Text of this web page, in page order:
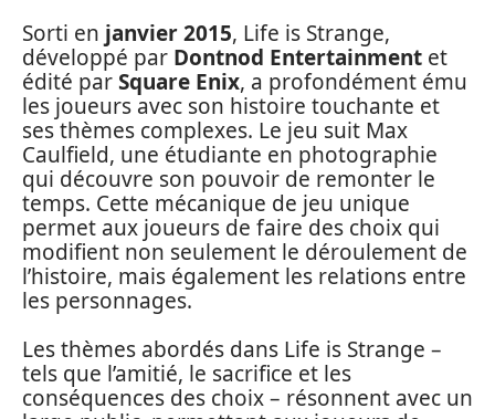
Sorti en janvier 2015, Life is Strange,
développé par Dontnod Entertainment et
édité parSquare Enix, a profondément ému
les joueurs avec son histoire touchante et
ses thèmes complexes. Le jeu suit Max
Caulfield, une étudiante en photographie
qui découvre son pouvoir de remonter le
temps. Cette mécanique de jeu unique
permet aux joueurs de faire des choix qui
modifient non seulement le déroulement de
l’histoire, mais également les relations entre
les personnages.
Les thèmes abordés dans Life is Strange –
tels que l’amitié, le sacrifice et les
conséquences des choix – résonnent avec un